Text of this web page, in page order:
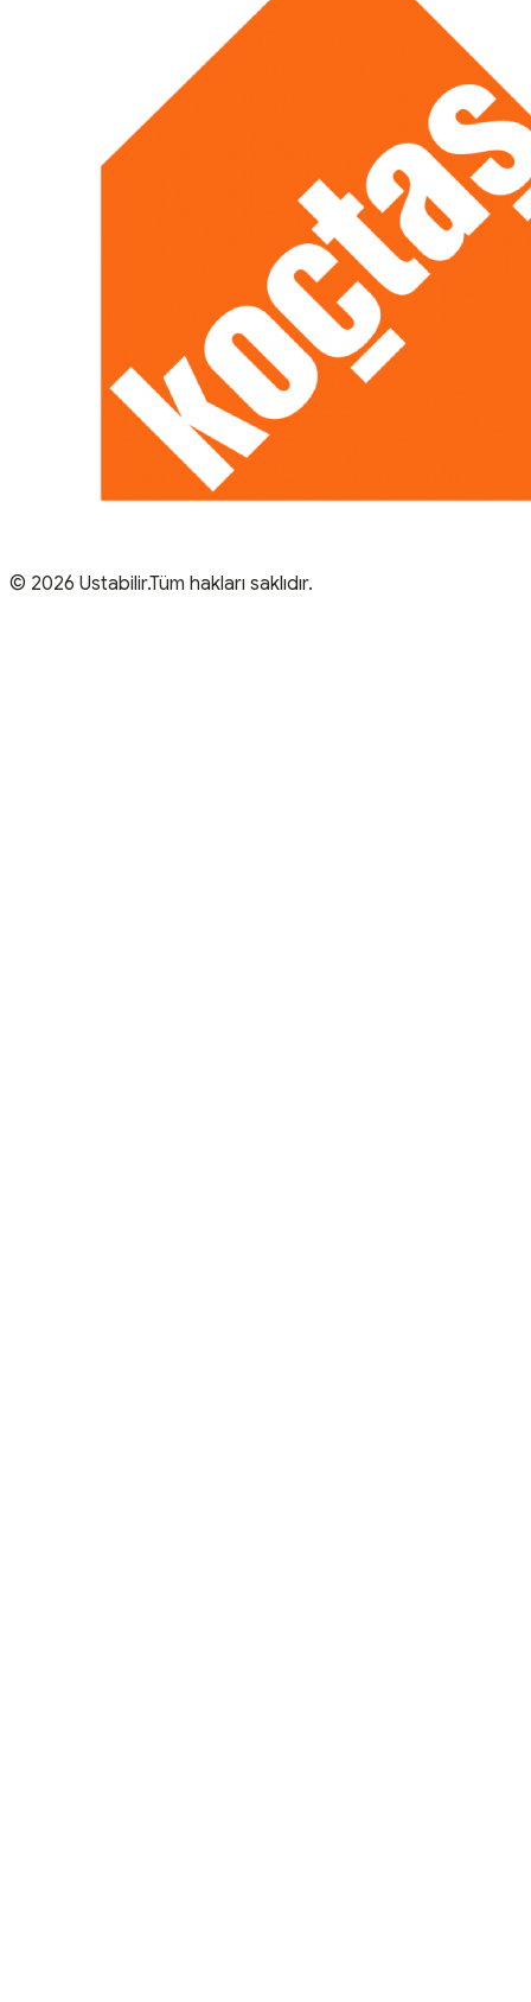
© 2026 Ustabilir.Tüm hakları saklıdır.